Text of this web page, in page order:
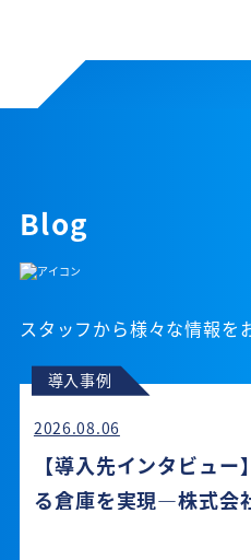
Blog
スタッフから様々な情報を
導入事例
2026.08.06
【導入先インタビュ
る倉庫を実現―株式会